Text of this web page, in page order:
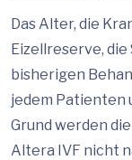
Das Alter, die
Eizellreserve,
bisherigen
jedem Patienten
Grund werden
Altera IVF nicht